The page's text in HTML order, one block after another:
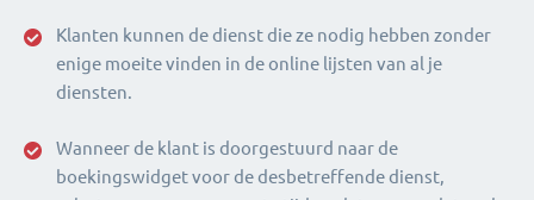
Klanten kunnen de dienst die ze nodig hebben zonder
enige moeite vinden in de online lijsten van al je
diensten.
Wanneer de klant is doorgestuurd naar de
boekingswidget voor de desbetreffende dienst,